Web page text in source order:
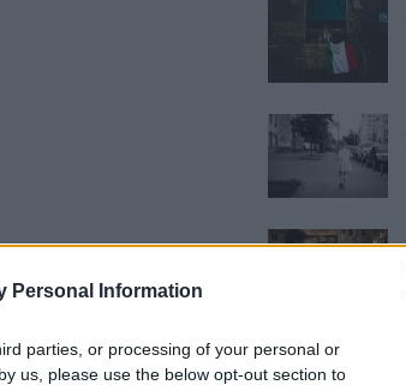
Personal Information
parties, or processing of your personal or
us, please use the below opt-out section to